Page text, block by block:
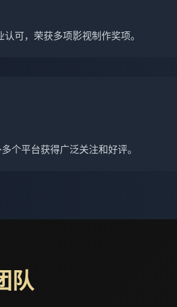
可，荣获多项影视制作奖项。
个平台获得广泛关注和好评。
队